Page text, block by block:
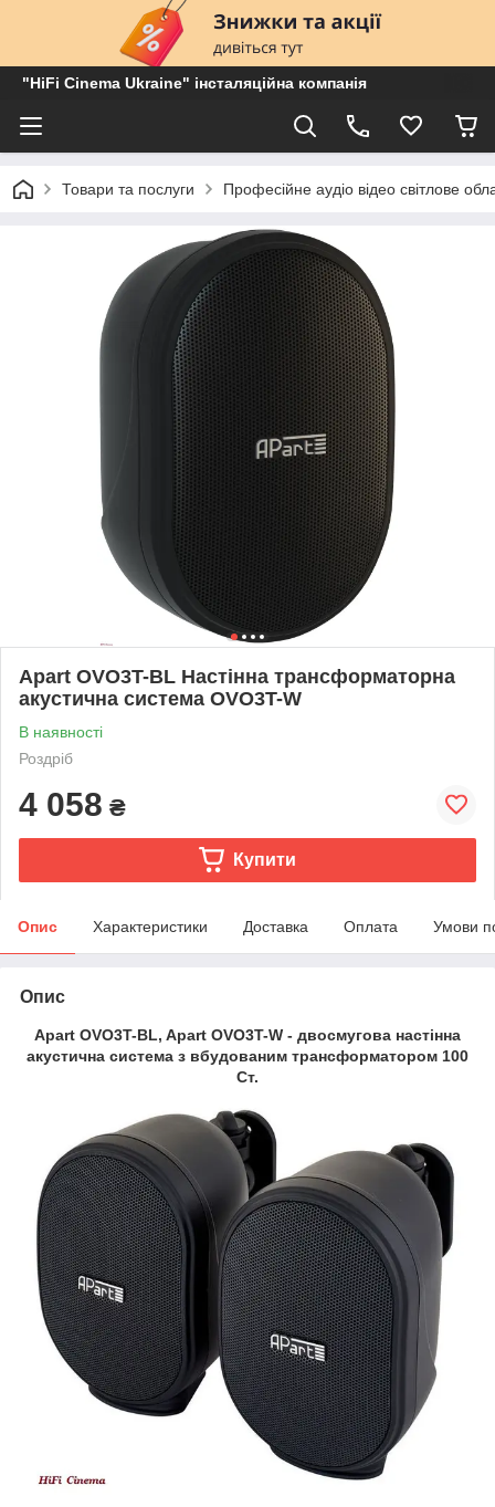
"HiFi Cinema Ukraine" інсталяційна компанія
Товари та послуги Професійне аудіо відео світлове
Apart OVO3T-BL Настінна трансформаторна
акустична система OVO3T-W
В наявності
Роздріб
4 058 ₴
Купити
Опис Характеристики Доставка Оплата Умови
Опис
Apart OVO3T-BL, Apart OVO3T-W - двосмугова настінна
акустична система з вбудованим трансформатором 100
Ст.